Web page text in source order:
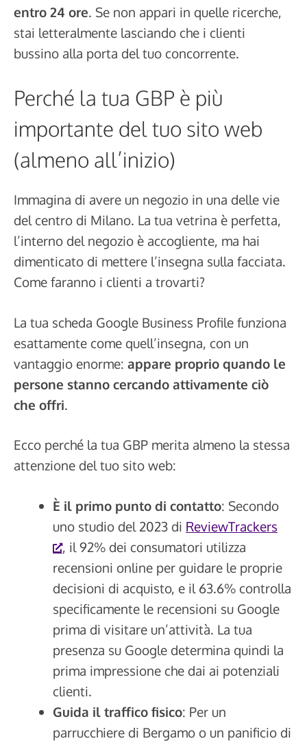
entro 24 ore. Se non appari in quelle ricerche,
stai letteralmente lasciando che i clienti
bussino alla porta del tuo concorrente.
Perché la tua GBP è più
importante del tuo sito web
(almeno all’inizio)
Immagina di avere un negozio in una delle vie
del centro di Milano. La tua vetrina è perfetta,
l’interno del negozio è accogliente, ma hai
dimenticato di mettere l’insegna sulla facciata.
Come faranno i clienti a trovarti?
La tua scheda Google Business Profile funziona
esattamente come quell’insegna, con un
vantaggio enorme: appare proprio quando le
persone stanno cercando attivamente ciò
che offri.
Ecco perché la tua GBP merita almeno la stessa
attenzione del tuo sito web:
È il primo punto di contatto: Secondo
uno studio del 2023 di ReviewTrackers
, il 92% dei consumatori utilizza
recensioni online per guidare le proprie
decisioni di acquisto, e il 63.6% controlla
specificamente le recensioni su Google
prima di visitare un’attività. La tua
presenza su Google determina quindi la
prima impressione che dai ai potenziali
clienti.
Guida il traffico fisico: Per un
parrucchiere di Bergamo o un panificio di